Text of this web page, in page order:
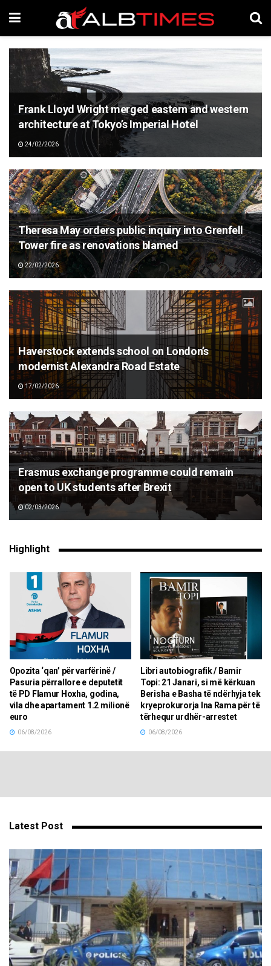
Frank Lloyd Wright merged eastern and western
architecture at Tokyo’s Imperial Hotel
24/02/2026
Theresa May orders public inquiry into Grenfell
Tower fire as renovations blamed
22/02/2026
Haverstock extends school on London’s
modernist Alexandra Road Estate
17/02/2026
Erasmus exchange programme could remain
open to UK students after Brexit
02/03/2026
Highlight
Opozita ‘qan’ për varfërinë /
Pasuria përrallore e deputetit
të PD Flamur Hoxha, godina,
vila dhe apartament 1.2 milionë
euro
06/08/2026
Libri autobiografik / Bamir
Topi: 21 Janari, si më kërkuan
Berisha e Basha të ndërhyja tek
kryeprokurorja Ina Rama për të
tërhequr urdhër-arrestet
06/08/2026
Latest Post